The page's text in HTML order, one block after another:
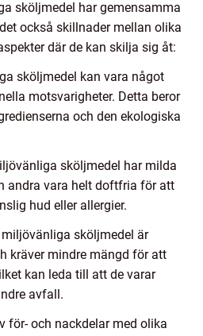
sköljmedel har gemensamma
också skillnader mellan olika
där de kan skilja sig åt:
sköljmedel kan vara något
motsvarigheter. Detta beror
och den ekologiska
sköljmedel har milda
andra vara helt doftfria för att
hud eller allergier.
sköljmedel är
kräver mindre mängd för att
kan leda till att de varar
avfall.
för- och nackdelar med olika